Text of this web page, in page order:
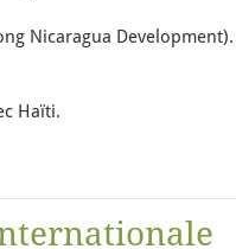
Nicaragua Development).
Haïti.